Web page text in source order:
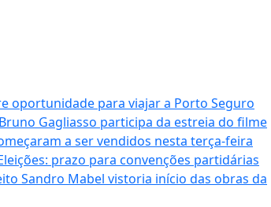
oportunidade para viajar a Porto Seguro
Bruno Gagliasso participa da estreia do filme
a ser vendidos nesta terça-feira
prazo para convenções partidárias
Sandro Mabel vistoria início das obras da